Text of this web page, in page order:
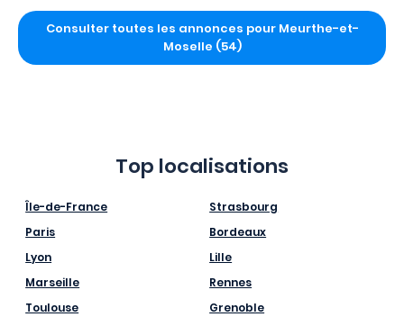
Consulter toutes les annonces pour Meurthe-et-
Moselle (54)
Top localisations
Île-de-France
Paris
Lyon
Marseille
Toulouse
Strasbourg
Bordeaux
Lille
Rennes
Grenoble